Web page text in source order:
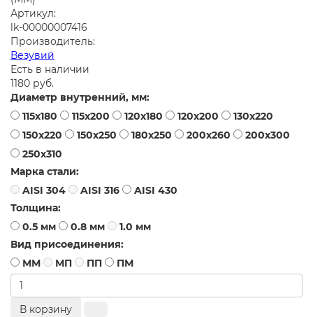
Артикул:
lk-00000007416
Производитель:
Везувий
Есть в наличии
1180 руб.
Диаметр внутренний, мм:
115х180
115х200 120х180 120х200
130х220
150х220
150х250 180х250 200х260
200х300
250х310
Марка стали:
AISI 304
AISI 316
AISI 430
Толщина:
0.5 мм
0.8 мм
1.0 мм
Вид присоединения:
ММ
МП ПП ПМ
В корзину